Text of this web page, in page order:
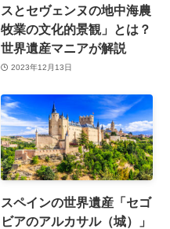
スとセヴェンヌの地中海農
牧業の文化的景観」とは？
世界遺産マニアが解説
2023年12月13日
スペインの世界遺産「セゴ
ビアのアルカサル（城）」